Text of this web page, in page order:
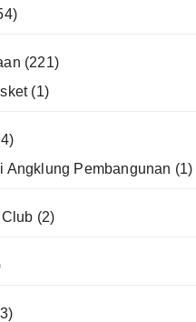
(221)
(1)
Angklung Pembangunan (1)
(2)